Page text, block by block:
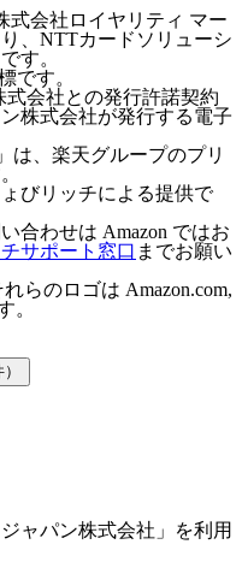
式会社ロイヤリティ マー
、NTTカードソリューシ
す。
です。
会社との発行許諾契約
株式会社が発行する電子
は、楽天グループのプリ
びリッチによる提供で
合わせは Amazon ではお
サポート窓口 までお願い
らのロゴは Amazon.com,
。
ャパン株式会社」を利用